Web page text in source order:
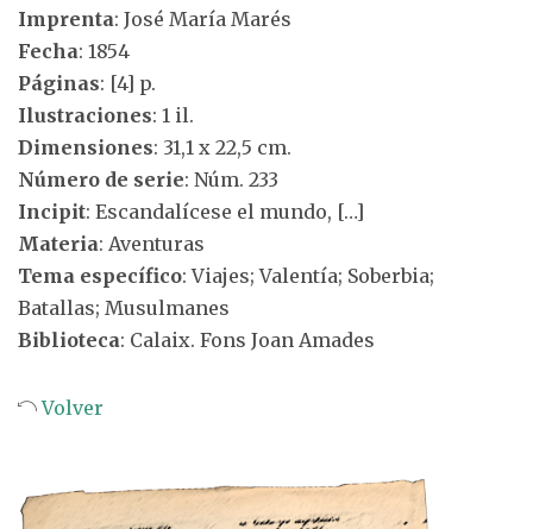
Imprenta: José María Marés
Fecha: 1854
Páginas: [4] p.
Ilustraciones: 1 il.
Dimensiones: 31,1 x 22,5 cm.
Número de serie: Núm. 233
Incipit: Escandalícese el mundo, […]
Materia: Aventuras
Tema específico: Viajes; Valentía; Soberbia;
Batallas; Musulmanes
Biblioteca: Calaix. Fons Joan Amades
Volver